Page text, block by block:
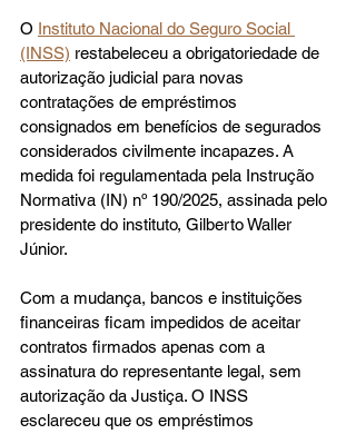
O Instituto Nacional do Seguro Social
(INSS) restabeleceu a obrigatoriedade de
autorização judicial para novas
contratações de empréstimos
consignados em benefícios de segurados
considerados civilmente incapazes. A
medida foi regulamentada pela Instrução
Normativa (IN) nº 190/2025, assinada pelo
presidente do instituto, Gilberto Waller
Júnior.
Com a mudança, bancos e instituições
financeiras ficam impedidos de aceitar
contratos firmados apenas com a
assinatura do representante legal, sem
autorização da Justiça. O INSS
esclareceu que os empréstimos